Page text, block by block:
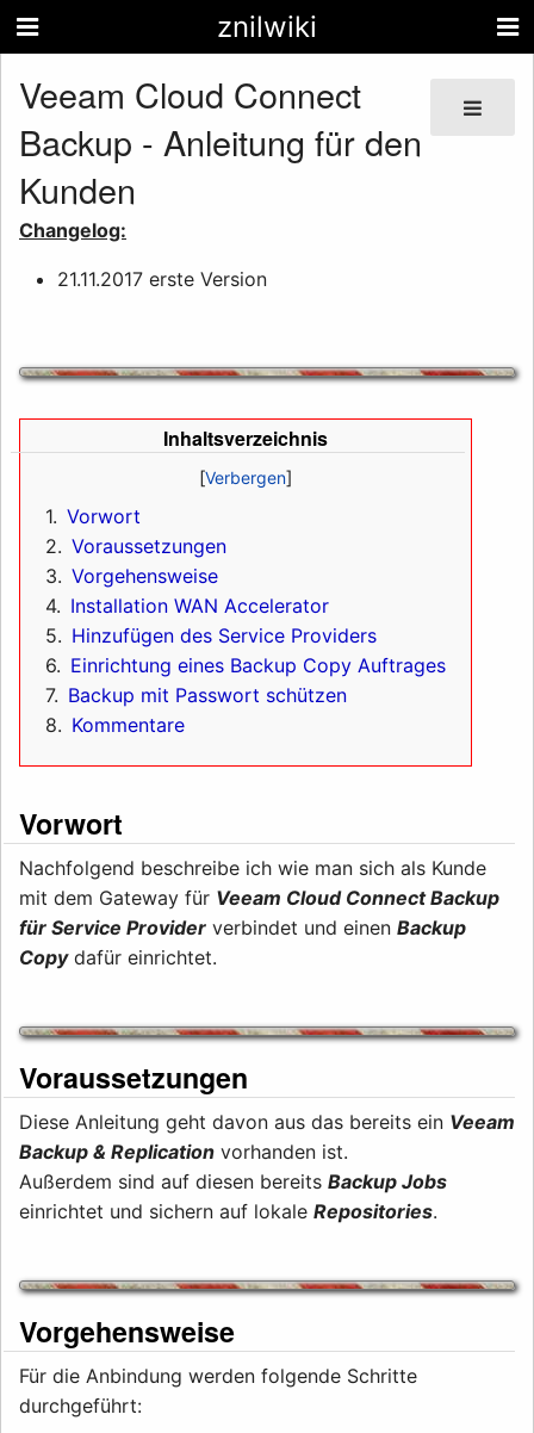
znilwiki
Veeam Cloud Connect
Backup - Anleitung für den
Kunden
Changelog:
21.11.2017 erste Version
Inhaltsverzeichnis
1 Vorwort
2
Voraussetzungen
3
Vorgehensweise
4
Installation WAN Accelerator
5
Hinzufügen des Service Providers
6
Einrichtung eines Backup Copy Auftrages
7
Backup mit Passwort schützen
8
Kommentare
Vorwort
Nachfolgend beschreibe ich wie man sich als Kunde
mit dem Gateway für Veeam Cloud Connect Backup
für Service Provider verbindet und einen Backup
Copydafür einrichtet.
Voraussetzungen
Diese Anleitung geht davon aus das bereits ein Veeam
Backup & Replication vorhanden ist.
Außerdem sind auf diesen bereits Backup Jobs
einrichtet und sichern auf lokale Repositories.
Vorgehensweise
Für die Anbindung werden folgende Schritte
durchgeführt: